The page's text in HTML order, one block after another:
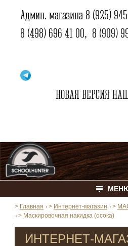
Админ. магазина 8 (925)
8 (498) 696 41 00, 8 (909)
НОВАЯ ВЕРСИЯ
> Главная > Интернет-магазин >
> Маскировочная накидка (осока)
ИНТЕРНЕТ-